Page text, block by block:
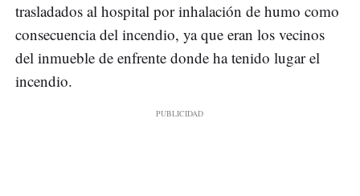
trasladados al hospital por inhalación de humo como
consecuencia del incendio, ya que eran los vecinos
del inmueble de enfrente donde ha tenido lugar el
incendio.